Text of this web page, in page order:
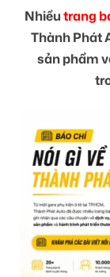
Nhiềutrang
Thành Phát
sản phẩm